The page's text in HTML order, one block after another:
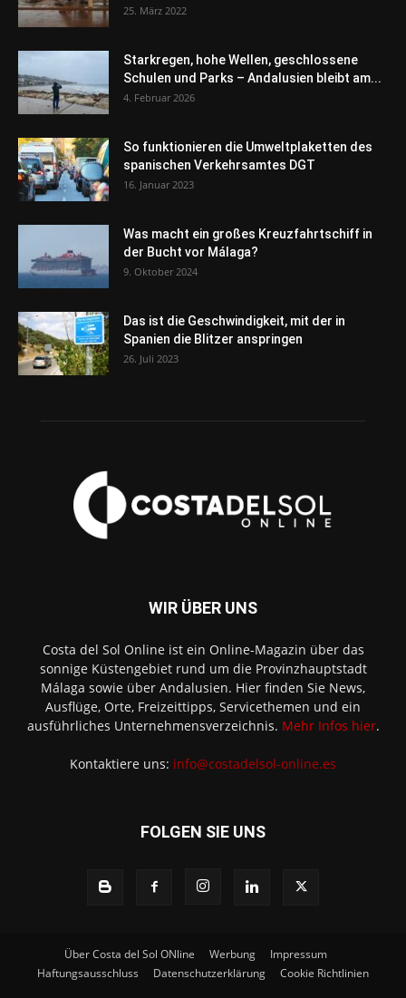
25. März 2022
Starkregen, hohe Wellen, geschlossene
Schulen und Parks – Andalusien bleibt am...
4. Februar 2026
So funktionieren die Umweltplaketten des
spanischen Verkehrsamtes DGT
16. Januar 2023
Was macht ein großes Kreuzfahrtschiff in
der Bucht vor Málaga?
9. Oktober 2024
Das ist die Geschwindigkeit, mit der in
Spanien die Blitzer anspringen
26. Juli 2023
WIR ÜBER UNS
Costa del Sol Online ist ein Online-Magazin über das
sonnige Küstengebiet rund um die Provinzhauptstadt
Málaga sowie über Andalusien. Hier finden Sie News,
Ausflüge, Orte, Freizeittipps, Servicethemen und ein
ausführliches Unternehmensverzeichnis. Mehr Infos hier.
Kontaktiere uns: info@costadelsol-online.es
FOLGEN SIE UNS
Über Costa del Sol ONline Werbung
Impressum
Haftungsausschluss
Datenschutzerklärung Cookie Richtlinien